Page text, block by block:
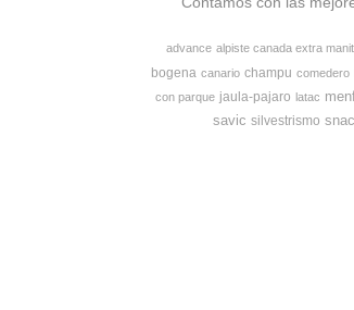
advance alpiste canada extra
bogena canario champu comedero
con parque jaula-pajaro latac
savic silvestrismo